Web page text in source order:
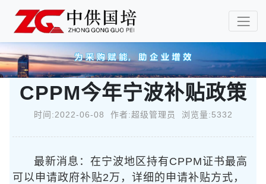
CPPM今年宁波补贴政策
时间:2022-06-08 作者:超级管理员 浏览量:5332
最新消息：在宁波地区持有CPPM证书最高
可以申请政府补贴2万，详细的申请补贴方式，